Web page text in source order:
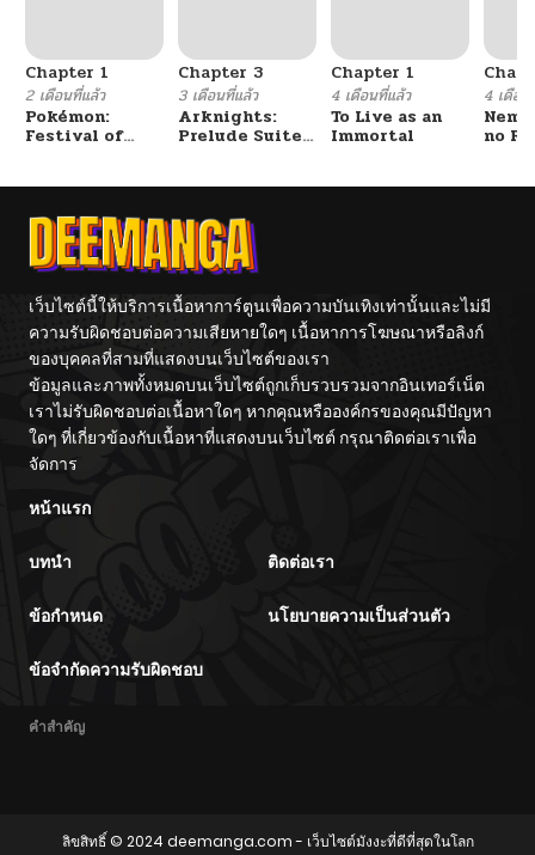
Chapter 1
2 เดือนที่แล้ว
Pokémon:
Festival of
Chapter 3
3 เดือนที่แล้ว
Arknights:
Prelude Suite:
Chapter 1
4 เดือนที่แล้ว
To Live as an
Immortal
4 เดือน
no
เว็บไซต์นี้ให้บริการเนื้อหาการ์ตูนเพื่อความบันเทิงเท่านั้นและไม่มี
ความรับผิดชอบต่อความเสียหายใดๆ เนื้อหาการโฆษณาหรือลิงก์
ของบุคคลที่สามที่แสดงบนเว็บไซต์ของเรา
ข้อมูลและภาพทั้งหมดบนเว็บไซต์ถูกเก็บรวบรวมจากอินเทอร์เน็ต
เราไม่รับผิดชอบต่อเนื้อหาใดๆ หากคุณหรือองค์กรของคุณมีปัญหา
ใดๆ ที่เกี่ยวข้องกับเนื้อหาที่แสดงบนเว็บไซต์ กรุณาติดต่อเราเพื่อ
จัดการ
หน้าแรก
บทนำ ติดต่อเรา
ข้อกำหนด นโยบายความเป็นส่วนตัว
ข้อจำกัดความรับผิดชอบ
คำสำคัญ
ลิขสิทธิ์ © 2024 deemanga.com- เว็บไซต์มังงะที่ดีที่สุดในโลก